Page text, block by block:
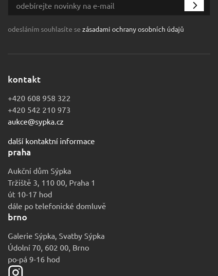
odesláním souhlasíte se zásadami ochrany osobních údajů
kontakt
+420 608 958 322
+420 542 210 973
aukce@sypka.cz
další kontaktní informace
praha
Aukční dům Sýpka
Tržiště 3, 110 00, Praha 1
út 10-17 hod
dále po telefonické domluvě
brno
Galerie Sýpka, Svatby Sýpka
Údolní 70, 602 00, Brno
po-pá 9-16 hod